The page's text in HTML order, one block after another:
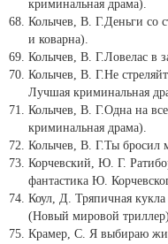
криминальная драма).
Колычев, В. Г.Деньги со
и коварна).
Колычев, В. Г.Ловелас в
Колычев, В. Г.Не
Лучшая криминальная
Колычев, В. Г.Одна на
криминальная драма).
Колычев, В. Г.Ты бросил
Корчевский, Ю. Г.
фантастика Ю.
Коул, Д. Тряпичная
(Новый мировой
Крамер, С. Я выбираю